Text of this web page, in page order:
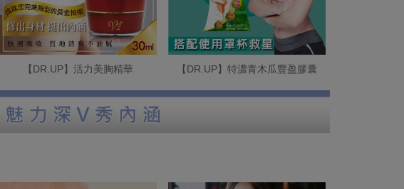
【DR.UP】活力美胸精華 【DR.UP】特濃青木瓜豐盈膠囊